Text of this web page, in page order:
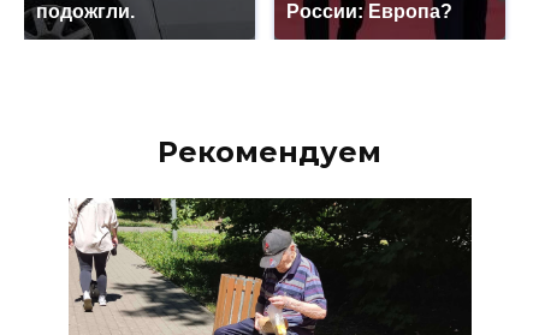
подожгли.
России: Европа?
Рекомендуем